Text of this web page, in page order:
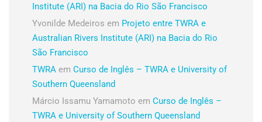
Institute (ARI) na Bacia do Rio São Francisco
Yvonilde Medeiros em Projeto entre TWRA e
Australian Rivers Institute (ARI) na Bacia do Rio
São Francisco
TWRA em Curso de Inglês – TWRA e University of
Southern Queensland
Márcio Issamu Yamamoto em Curso de Inglês –
TWRA e University of Southern Queensland